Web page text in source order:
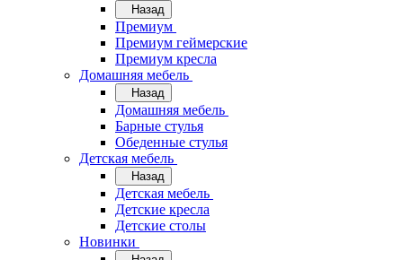
Назад
Премиум
Премиум геймерские
Премиум кресла
Домашняя мебель
Назад
Домашняя мебель
Барные стулья
Обеденные стулья
Детская мебель
Назад
Детская мебель
Детские кресла
Детские столы
Новинки